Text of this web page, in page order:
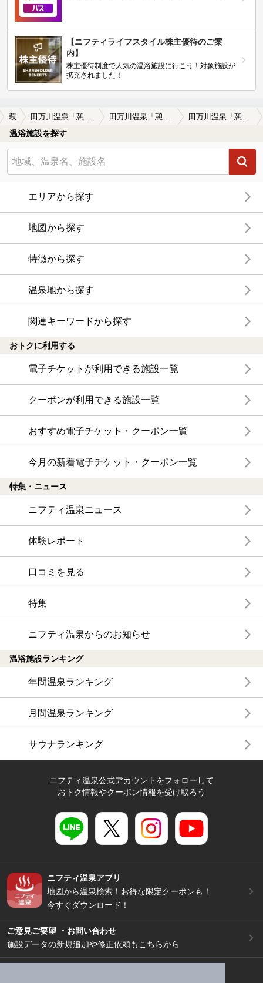
【ニフティライフスタイル株主優待のご案
内】
株主優待制度で人気の温浴施設に行こう！対象施設が
拡充されました！
萩
温浴施設を探す
エリアから探す
地図から探す
特徴から探す
温泉地から探す
関連キーワードから探す
おトクに利用する
電子チケットが利用できる施設一覧
クーポンが利用できる施設一覧
おすすめ電子チケット・クーポン一覧
今月の新着電子チケット・クーポン一覧
特集・ニュース
ニフティ温泉ニュース
体験レポート
口コミを見る
特集
ニフティ温泉からのお知らせ
温浴施設ランキング
年間温泉ランキング
月間温泉ランキング
サウナランキング
ニフティ温泉公式アカウントをフォローして
おトク情報やクーポン情報を受け取ろう
ニフティ温泉アプリ
地図から温泉検索！お得な限定クーポンも！
今すぐダウンロード！
ご意見ご要望 ・お問い合わせ
施設データの新規追加や修正依頼もこちらから